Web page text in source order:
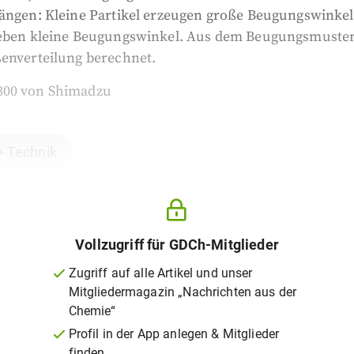
Kleine Partikel erzeugen große
kleine Beugungswinkel. Aus dem
berechnet.
von Shimadzu
Vollzugriff für GDCh-Mitglieder
Zugriff auf alle Artikel und unser
Mitgliedermagazin „Nachrichten aus der
Chemie“
Profil in der App anlegen & Mitglieder